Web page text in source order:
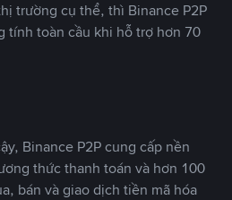
trường cụ thể, thì Binance P2P
tính toàn cầu khi hỗ trợ hơn 70
Binance P2P cung cấp nền
thức thanh toán và hơn 100
bán và giao dịch tiền mã hóa